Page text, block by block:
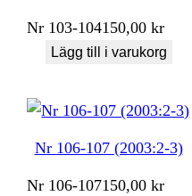
Nr 103-104150,00kr
Lägg till i varukorg
Nr 106-107 (2003:2-3)
Nr 106-107150,00kr